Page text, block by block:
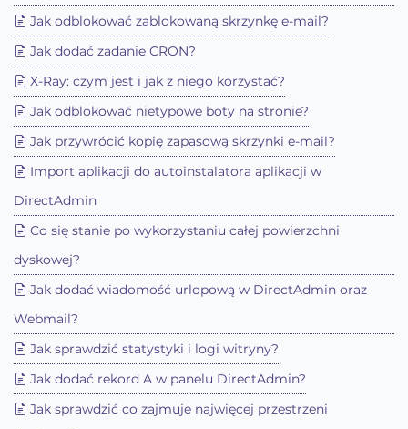
Jak odblokować zablokowaną skrzynkę e-mail?
Jak dodać zadanie CRON?
X-Ray: czym jest i jak z niego korzystać?
Jak odblokować nietypowe boty na stronie?
Jak przywrócić kopię zapasową skrzynki e-mail?
Import aplikacji do autoinstalatora aplikacji w
DirectAdmin
Co się stanie po wykorzystaniu całej powierzchni
dyskowej?
Jak dodać wiadomość urlopową w DirectAdmin oraz
Webmail?
Jak sprawdzić statystyki i logi witryny?
Jak dodać rekord A w panelu DirectAdmin?
Jak sprawdzić co zajmuje najwięcej przestrzeni